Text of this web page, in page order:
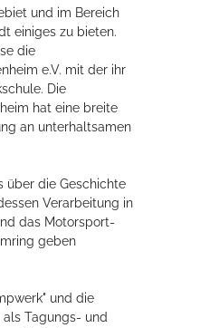
und im Bereich
einiges zu bieten.
die
e.V. mit der ihr
Die
hat eine breite
an unterhaltsamen
über die Geschichte
Verarbeitung in
das Motorsport-
geben
und die
Tagungs- und